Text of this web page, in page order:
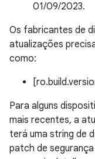
01/09/2023.
Os fabricantes de
atualizações
como:
Para alguns
mais recentes, a
terá uma string de
patch de